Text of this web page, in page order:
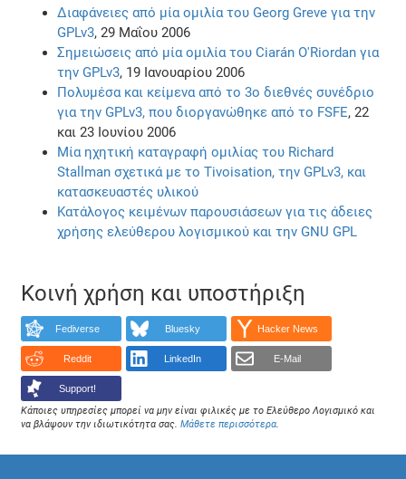
Διαφάνειες από μία ομιλία του Georg Greve για την
GPLv3, 29 Μαΐου 2006
Σημειώσεις από μία ομιλία του Ciarán O'Riordan για
την GPLv3, 19 Ιανουαρίου 2006
Πολυμέσα και κείμενα από το 3ο διεθνές συνέδριο
για την GPLv3, που διοργανώθηκε από το FSFE, 22
και 23 Ιουνίου 2006
Μία ηχητική καταγραφή ομιλίας του Richard
Stallman σχετικά με το Tivoisation, την GPLv3, και
κατασκευαστές υλικού
Κατάλογος κειμένων παρουσιάσεων για τις άδειες
χρήσης ελεύθερου λογισμικού και την GNU GPL
Κοινή χρήση και υποστήριξη
Fediverse Bluesky Hacker News
Reddit LinkedIn E-Mail
Support!
Κάποιες υπηρεσίες μπορεί να μην είναι φιλικές με το Ελεύθερο Λογισμικό και
να βλάψουν την ιδιωτικότητα σας.Μάθετε περισσότερα